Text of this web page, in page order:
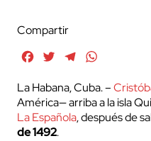
Compartir
FacebookTwitterTelegram
La Habana, Cuba. –
América— arriba a la isla
La Española, después de
de 1492.